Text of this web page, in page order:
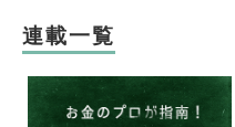
連載一覧